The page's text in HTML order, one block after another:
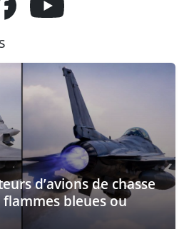
d’avions de chasse
bleues ou